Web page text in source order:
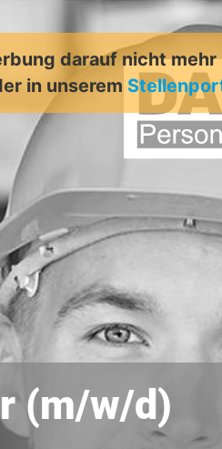
darauf nicht mehr
in unserem
(m/w/d)